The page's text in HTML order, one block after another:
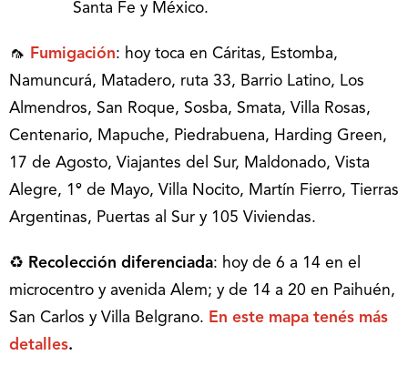
Santa Fe y México.
🦟 Fumigación: hoy toca en Cáritas, Estomba,
Namuncurá, Matadero, ruta 33, Barrio Latino, Los
Almendros, San Roque, Sosba, Smata, Villa Rosas,
Centenario, Mapuche, Piedrabuena, Harding Green,
17 de Agosto, Viajantes del Sur, Maldonado, Vista
Alegre, 1º de Mayo, Villa Nocito, Martín Fierro, Tierras
Argentinas, Puertas al Sur y 105 Viviendas.
♻ Recolección diferenciada: hoy de 6 a 14 en el
microcentro y avenida Alem; y de 14 a 20 en Paihuén,
San Carlos y Villa Belgrano. En este mapa tenés más
detalles.